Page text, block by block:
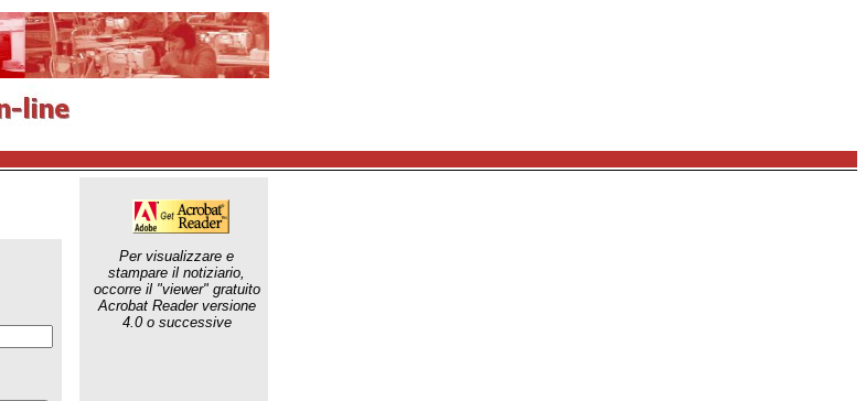
Per visualizzare e
stampare il notiziario,
occorre il "viewer" gratuito
Acrobat Reader versione
4.0 o successive